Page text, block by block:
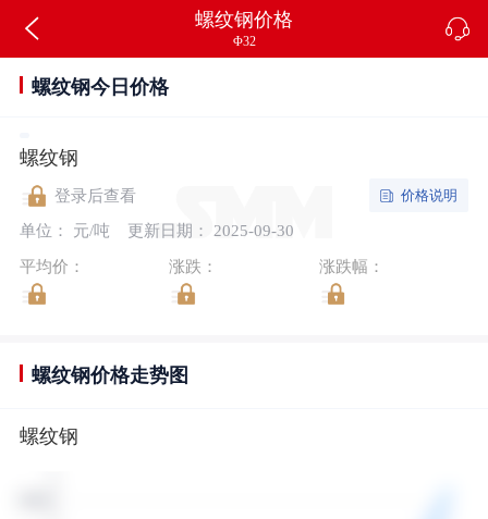
螺纹钢价格
Φ32
螺纹钢今日价格
螺纹钢
登录后查看
单位： 元/吨
更新日期： 2025-09-30
价格说明
平均价： 涨跌： 涨跌幅：
螺纹钢价格走势图
螺纹钢